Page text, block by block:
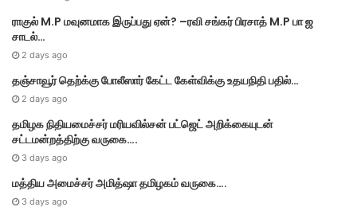
ராகுல் M.P மவுனமாக இருப்பது ஏன்? –ரவி சங்கர் பிரசாத் M.P பா ஜ
சாடல்…
2 days ago
தஞ்சாவூர் தெற்க்கு போலீஸார் கேட்ட கேள்விக்கு உதயநிதி பதில்…
2 days ago
தமி​ழ​க நிதியமைச்சர் மரியவில்சன் பட்ஜெட் அறிக்கையுடன்
சட்டமன்றத்திற்கு வருகை….
3 days ago
மத்திய அமைச்சர் அமித்ஷா தமிழகம் வருகை….
3 days ago